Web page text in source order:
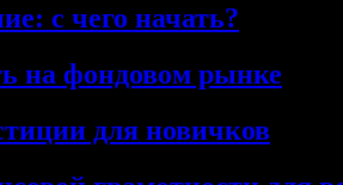
с чего начать?
на фондовом рынке
для новичков